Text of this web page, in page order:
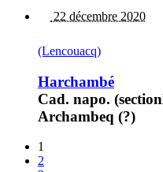
22 décembre 2020
(Lencouacq)
Harchambé
Cad. napo.
Archambeq (?)
1
2